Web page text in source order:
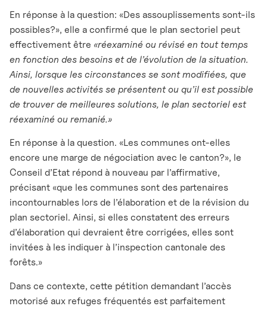
En réponse à la question: «Des assouplissements sont-ils
possibles?», elle a confirmé que le plan sectoriel peut
effectivement être «réexaminé ou révisé en tout temps
en fonction des besoins et de l’évolution de la situation.
Ainsi, lorsque les circonstances se sont modifiées, que
de nouvelles activités se présentent ou qu’il est possible
de trouver de meilleures solutions, le plan sectoriel est
réexaminé ou remanié.»
En réponse à la question. «Les communes ont-elles
encore une marge de négociation avec le canton?», le
Conseil d’Etat répond à nouveau par l’affirmative,
précisant «que les communes sont des partenaires
incontournables lors de l’élaboration et de la révision du
plan sectoriel. Ainsi, si elles constatent des erreurs
d’élaboration qui devraient être corrigées, elles sont
invitées à les indiquer à l’inspection cantonale des
forêts.»
Dans ce contexte, cette pétition demandant l’accès
motorisé aux refuges fréquentés est parfaitement